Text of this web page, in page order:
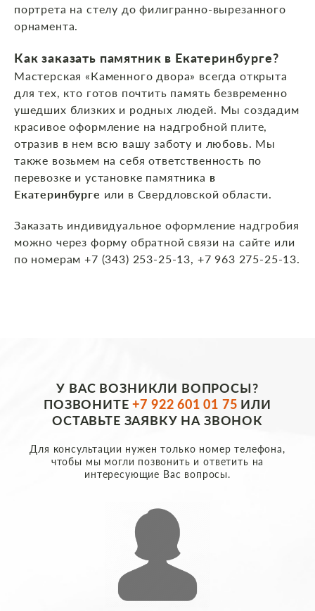
портрета на стелу до филигранно-вырезанного
орнамента.
Как заказать памятник в Екатеринбурге?
Мастерская «Каменного двора» всегда открыта
для тех, кто готов почтить память безвременно
ушедших близких и родных людей. Мы создадим
красивое оформление на надгробной плите,
отразив в нем всю вашу заботу и любовь. Мы
также возьмем на себя ответственность по
перевозке и установке памятника в
Екатеринбурге или в Свердловской области.
Заказать индивидуальное оформление надгробия
можно через форму обратной связи на сайте или
по номерам +7 (343) 253-25-13, +7 963 275-25-13.
У ВАС ВОЗНИКЛИ ВОПРОСЫ?
ПОЗВОНИТЕ+7 922 601 01 75 ИЛИ
ОСТАВЬТЕ ЗАЯВКУ НА ЗВОНОК
Для консультации нужен только номер телефона,
чтобы мы могли позвонить и ответить на
интересующие Вас вопросы.